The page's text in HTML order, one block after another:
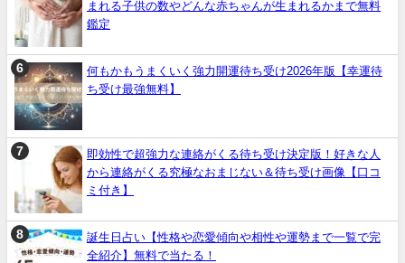
まれる子供の数やどんな赤ちゃんが生まれるかまで無料
鑑定
何もかもうまくいく強力開運待ち受け2026年版【幸運待
ち受け最強無料】
即効性で超強力な連絡がくる待ち受け決定版！好きな人
から連絡がくる究極なおまじない＆待ち受け画像【口コ
ミ付き】
誕生日占い【性格や恋愛傾向や相性や運勢まで一覧で完
全紹介】無料で当たる！